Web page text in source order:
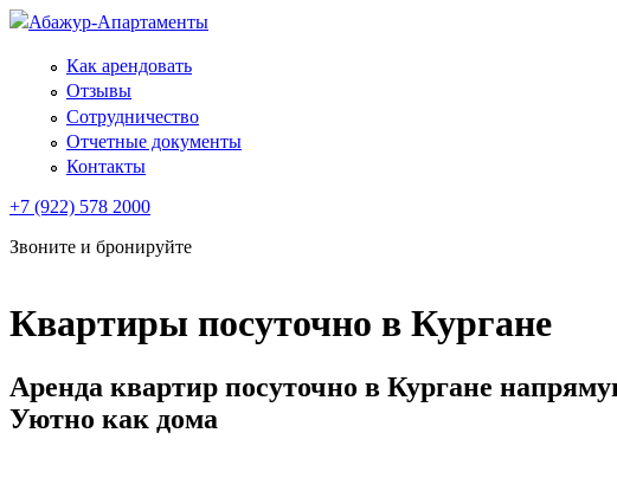
Абажур-Апартаменты
Как арендовать
Отзывы
Сотрудничество
Отчетные документы
Контакты
+7 (922) 578 2000
Звоните и бронируйте
Квартиры посуточно в Кургане
Аренда квартир посуточно в Кургане
Уютно как дома